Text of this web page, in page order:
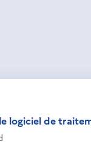
logiciel de